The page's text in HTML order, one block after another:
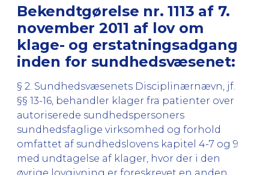
Bekendtgørelse nr. 1113 af 7.
november 2011 af lov om
klage- og erstatningsadgang
inden for sundhedsvæsenet:
§ 2. Sundhedsvæsenets Disciplinærnævn, jf.
§§ 13-16, behandler klager fra patienter over
autoriserede sundhedspersoners
sundhedsfaglige virksomhed og forhold
omfattet af sundhedslovens kapitel 4-7 og 9
med undtagelse af klager, hvor der i den
øvrige lovgivning er foreskrevet en anden